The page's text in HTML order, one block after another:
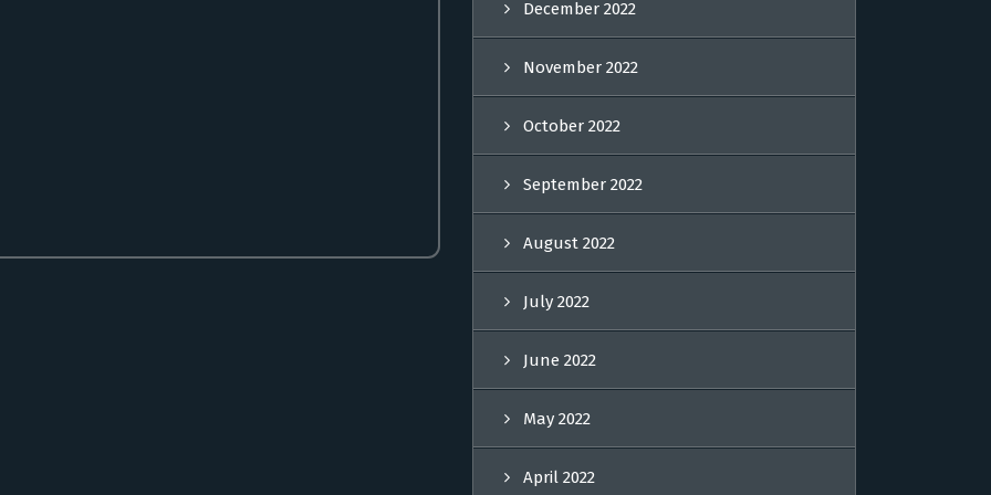
December 2022
November 2022
October 2022
September 2022
August 2022
July 2022
June 2022
May 2022
April 2022